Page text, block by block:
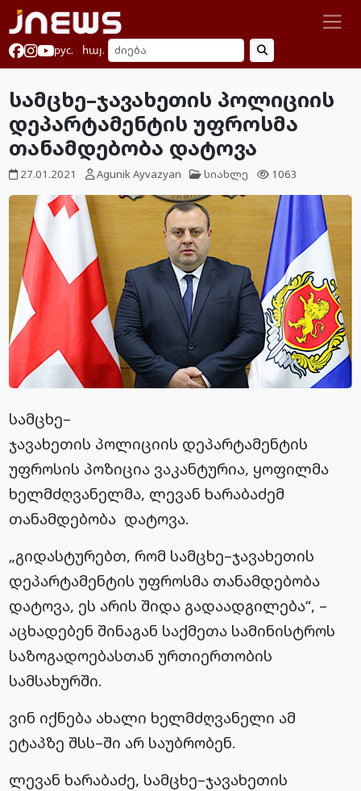
рус. հայ.
სამცხე–ჯავახეთის პოლიციის
დეპარტამენტის უფროსმა
თანამდებობა დატოვა
27.01.2021 Agunik Ayvazyan სიახლე 1063
სამცხე–
ჯავახეთის პოლიციის დეპარტამენტის
უფროსის პოზიცია ვაკანტურია, ყოფილმა
ხელმძღვანელმა, ლევან ხარაბაძემ
თანამდებობა დატოვა.
„გიდასტურებთ, რომ სამცხე–ჯავახეთის
დეპარტამენტის უფროსმა თანამდებობა
დატოვა, ეს არის შიდა გადაადგილება“, –
აცხადებენ შინაგან საქმეთა სამინისტროს
საზოგადოებასთან ურთიერთობის
სამსახურში.
ვინ იქნება ახალი ხელმძღვანელი ამ
ეტაპზე შსს–ში არ საუბრობენ.
ლევან ხარაბაძე, სამცხე–ჯავახეთის